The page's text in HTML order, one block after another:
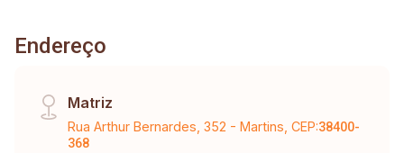
Endereço
Matriz
Rua Arthur Bernardes, 352 - Martins, CEP:38400-
368